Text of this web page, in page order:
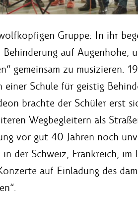
Gruppe: In ihr
auf Augenhöhe,
gemeinsam zu musizieren.
einer Schule für geistig
brachte der Schüler erst
Wegbegleitern als
vor gut 40 Jahren noch
der Schweiz, Frankreich,
auf Einladung des